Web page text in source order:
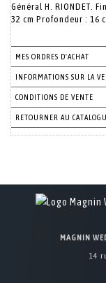
Général H. RIONDET.
32 cm Profondeur : 16
MES ORDRES D'ACHAT
INFORMATIONS SUR LA
CONDITIONS DE VENTE
RETOURNER AU
MAGNIN
14